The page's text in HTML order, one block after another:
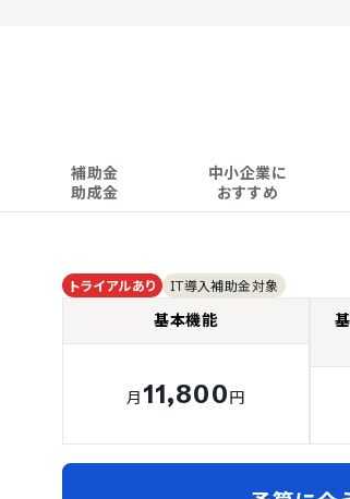
補助金
助成金
中小企業に
おすすめ
トライアルあり IT導入補助金対象
基本機能
月 11,800円